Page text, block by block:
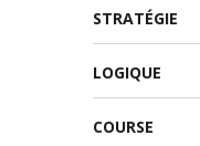
STRATÉGIE
LOGIQUE
COURSE